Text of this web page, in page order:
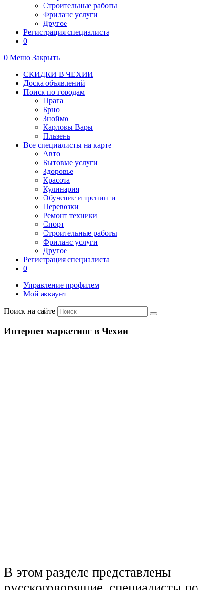
Строительные работы
Фриланс услуги
Другое
Регистрация специалиста
0
0 Меню Закрыть
СКИДКИ В ЧЕХИИ
Доска объявлений
Поиск по городам
Прага
Брно
Зноймо
Карловы Вары
Пльзень
Все специалисты на карте
Авто
Бытовые услуги
Здоровье
Красота
Кулинария
Обучение и тренинги
Перевозки
Ремонт техники
Спорт
Строительные работы
Фриланс услуги
Другое
Регистрация специалиста
0
Управление профилем
Мой аккаунт
Поиск на сайте
Интернет маркетинг в Чехии
В этом разделе представлены